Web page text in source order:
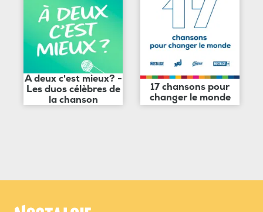
A deux c'est mieux? -
Les duos célèbres de
la chanson
17 chansons pour
changer le monde